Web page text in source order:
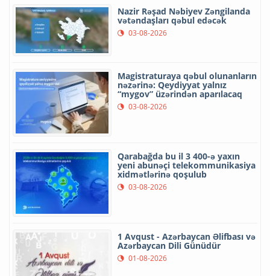
Nazir Rəşad Nəbiyev Zəngilanda
vətəndaşları qəbul edəcək
03-08-2026
Magistraturaya qəbul olunanların
nəzərinə: Qeydiyyat yalnız
“mygov” üzərindən aparılacaq
03-08-2026
Qarabağda bu il 3 400-ə yaxın
yeni abunəçi telekommunikasiya
xidmətlərinə qoşulub
03-08-2026
1 Avqust - Azərbaycan Əlifbası və
Azərbaycan Dili Günüdür
01-08-2026